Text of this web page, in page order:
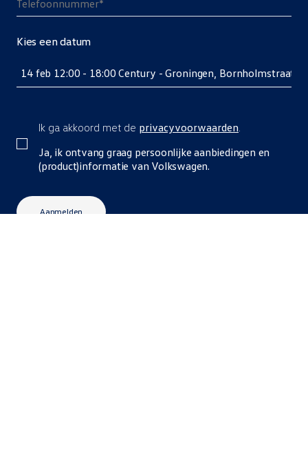
Kies een datum
14 feb 12:00 - 18:00 Century - Groningen, Bornholmstraat
Ik ga akkoord met de privacyvoorwaarden
Ja, ik ontvang graag persoonlijke aanbiedingen en
(product)informatie van Volkswagen.
Aanmelden